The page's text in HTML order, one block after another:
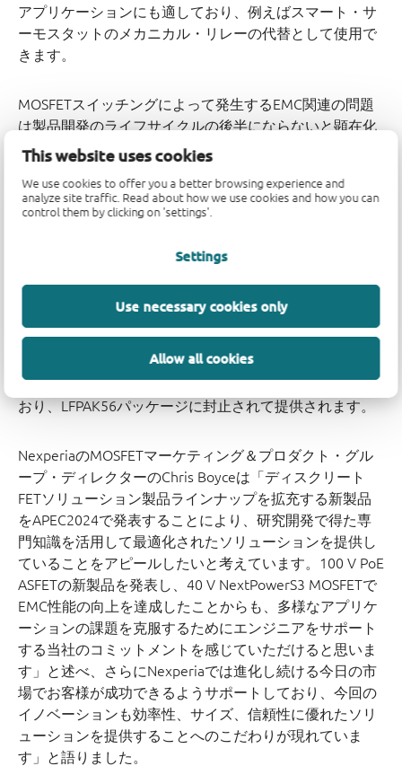
This website uses cookies
We use cookies to offer you a better browsing experience and
analyze site traffic. Read about how we use cookies and how you can
control them by clicking on 'settings'.
Settings
Use necessary cookies only
Allow all cookies
アプリケーションにも適しており、例えばスマート・サ
ーモスタットのメカニカル・リレーの代替として使用で
きます。
MOSFETスイッチングによって発生するEMC関連の問題
は製品開発のライフサイクルの後半にならないと顕在化
しないことが多く、それを解消しようとすると研究開発
それを解決するための典型的な対策としてはRDS(on)
く、非常に高価なMOSFETを使用する（スイッチングを
付けの容量式スナバ回路を取り付ける方法があります
Nexperiaは40VのNextPowerS3 MOSFETを最適化するこ
とで、外付けスナバ回路を使用した場合と同等のEMC性
能に加え、高い効率も実現しました。これらの新しい
MOSFETはさまざまなアプリケーションのスイッチン
グ・コンバータやモーター・コントローラ用途に適して
おり、LFPAK56パッケージに封止されて提供されます。
NexperiaのMOSFETマーケティング＆プロダクト・グル
ープ・ディレクターのChris Boyceは「ディスクリート
FETソリューション製品ラインナップを拡充する新製品
をAPEC2024で発表することにより、研究開発で得た専
門知識を活用して最適化されたソリューションを提供し
ていることをアピールしたいと考えています。100 V PoE
ASFETの新製品を発表し、40 V NextPowerS3 MOSFETで
EMC性能の向上を達成したことからも、多様なアプリケ
ーションの課題を克服するためにエンジニアをサポート
する当社のコミットメントを感じていただけると思いま
す」と述べ、さらにNexperiaでは進化し続ける今日の市
場でお客様が成功できるようサポートしており、今回の
イノベーションも効率性、サイズ、信頼性に優れたソリ
ューションを提供することへのこだわりが現れていま
す」と語りました。